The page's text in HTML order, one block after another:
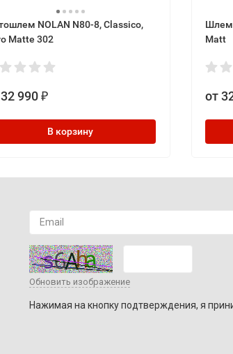
NOLAN N80-8, Classico,
Matte 302
990₽
В корзину
Шлем
Matt
от
Обновить изображение
Нажимая на кнопку подтверждения, я